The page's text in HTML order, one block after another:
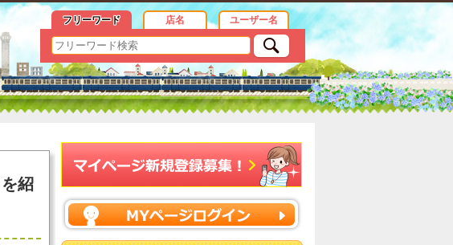
お勧めグルメ おすすめ情報
フリーワード 店名 ユーザー名
紹